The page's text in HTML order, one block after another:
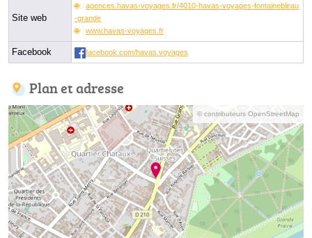
Site web
agences.havas-voyages.fr/4010-havas-voyages-fontainebleau
-grande
www.havas-voyages.fr
Facebook facebook.com/havas.voyages
Plan et adresse
© contributeurs OpenStreetMap